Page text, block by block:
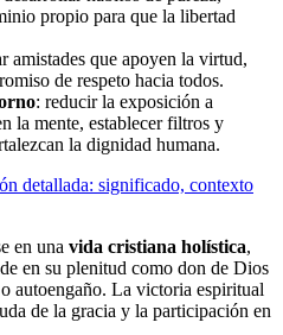
propio para que la libertad
amistades que apoyen la virtud,
de respeto hacia todos.
: reducir la exposición a
la mente, establecer filtros y
la dignidad humana.
detallada: significado, contexto
en una vida cristiana holística,
en su plenitud como don de Dios
autoengaño. La victoria espiritual
de la gracia y la participación en